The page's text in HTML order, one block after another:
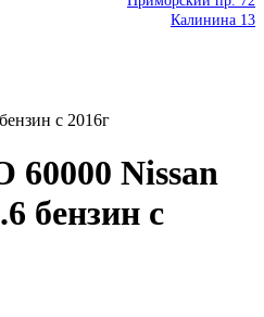
Калинина 13
с 2016г
60000 Nissan
бензин с